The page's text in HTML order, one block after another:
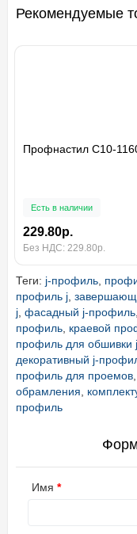
Рекомендуемые
Профнастил С10-
Есть в наличии
229.80р.
Без НДС: 229.80р.
Теги: j-профиль,
профиль j,
j, фасадный j-профиль,
профиль, краевой
профиль для обшивки j
декоративный j-
профиль для проемов,
обрамления,
профиль
Имя